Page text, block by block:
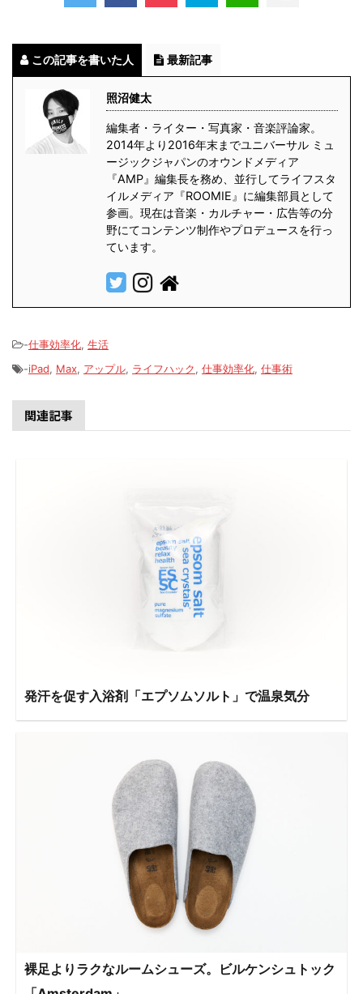
この記事を書いた人 最新記事
照沼健太
編集者・ライター・写真家・音楽評論家。
2014年より2016年末までユニバーサル ミュ
ージックジャパンのオウンドメディア
『AMP』編集長を務め、並行してライフスタ
イルメディア『ROOMIE』に編集部員として
参画。現在は音楽・カルチャー・広告等の分
野にてコンテンツ制作やプロデュースを行っ
ています。
-仕事効率化, 生活
-iPad, Max, アップル, ライフハック, 仕事効率化, 仕事術
関連記事
発汗を促す入浴剤「エプソムソルト」で温泉気分
裸足よりラクなルームシューズ。ビルケンシュトック